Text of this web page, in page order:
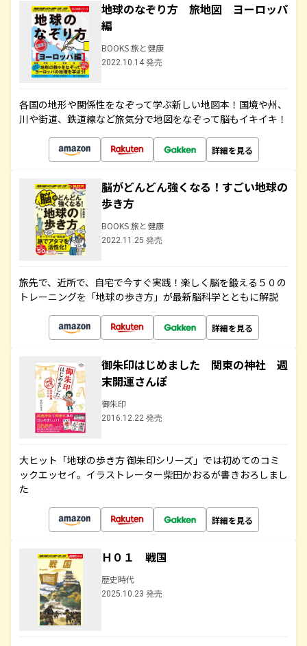
地球のなぞり方 旅地図 ヨーロッパ
編
BOOKS 旅と健康
2022.10.14 発売
各国の地形や関係性をなぞって学ぶ新しい地図本！国境や州、
川や街道、鉄道線など旅気分で地図をなぞって脳もイキイキ！
詳細を見る
脳がどんどん強くなる！すごい地球の
歩き方
BOOKS 旅と健康
2022.11.25 発売
旅先で、近所で、自宅で今すぐ実践！楽しく脳を鍛える５０の
トレーニングを「地球の歩き方」が最新脳科学とともに解説
詳細を見る
御朱印はじめました 関東の神社 週
末開運さんぽ
御朱印
2016.12.22 発売
大ヒット「地球の歩き方 御朱印シリーズ」では初めてのコミ
ックエッセイ。イラストレーター柴田かおるが書きおろしまし
た
詳細を見る
Ｈ０１ 戦国
歴史時代
2025.10.23 発売